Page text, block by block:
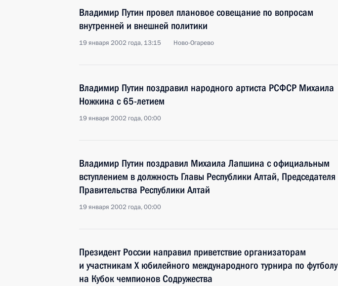
Владимир Путин провел плановое совещание по вопросам
внутренней и внешней политики
19 января 2002 года, 13:15 Ново-Огарево
Владимир Путин поздравил народного артиста РСФСР Михаила
Ножкина с 65-летием
19 января 2002 года, 00:00
Владимир Путин поздравил Михаила Лапшина с официальным
вступлением в должность Главы Республики Алтай, Председателя
Правительства Республики Алтай
19 января 2002 года, 00:00
Президент России направил приветствие организаторам
и участникам Х юбилейного международного турнира по футболу
на Кубок чемпионов Содружества